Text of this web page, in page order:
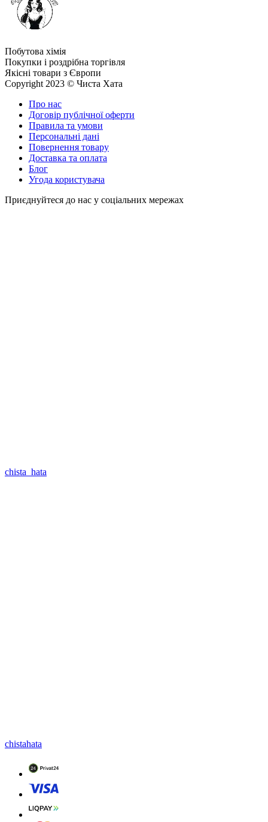
Побутова хімія
Покупки і роздрібна торгівля
Якісні товари з Європи
Copyright 2023 © Чиста Хата
Про нас
Договір публічної оферти
Правила та умови
Персональні дані
Повернення товару
Доставка та оплата
Блог
Угода користувача
Приєднуйтеся до нас у соціальних мережах
chista_hata
chistahata